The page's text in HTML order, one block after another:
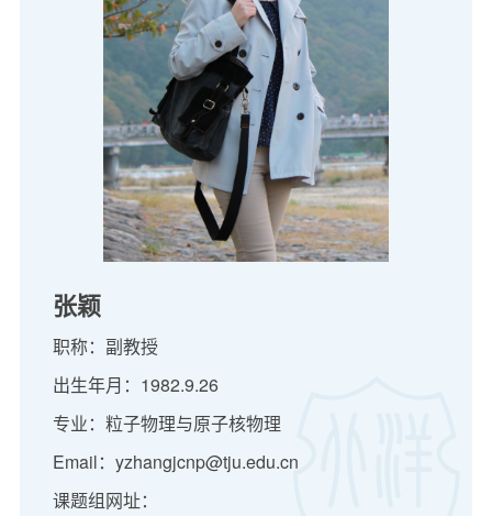
张颖
职称：副教授
出生年月：1982.9.26
专业：粒子物理与原子核物理
Email：yzhangjcnp@tju.edu.cn
课题组网址：